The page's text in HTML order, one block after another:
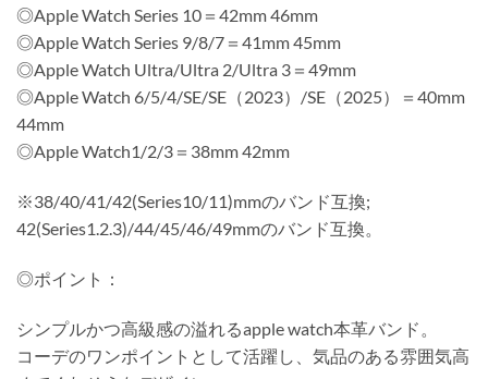
◎Apple Watch Series 10＝42mm 46mm
◎Apple Watch Series 9/8/7＝41mm 45mm
◎Apple Watch Ultra/Ultra 2/Ultra 3＝49mm
◎Apple Watch 6/5/4/SE/SE（2023）/SE（2025）＝40mm
44mm
◎Apple Watch1/2/3＝38mm 42mm
※38/40/41/42(Series10/11)mmのバンド互換;
42(Series1.2.3)/44/45/46/49mmのバンド互換。
◎ポイント：
シンプルかつ高級感の溢れるapple watch本革バンド。
コーデのワンポイントとして活躍し、気品のある雰囲気高